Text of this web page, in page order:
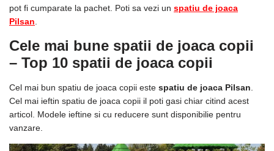
pot fi cumparate la pachet. Poti sa vezi un spatiu de joaca
Pilsan
Cele mai bune spatii de joaca copii
– Top 10 spatii de joaca copii
Cel mai bun spatiu de joaca copii este spatiu de joaca Pilsan
Cel mai ieftin spatiu de joaca copii il poti gasi chiar citind acest
articol. Modele ieftine si cu reducere sunt disponibilie pentru
vanzare.